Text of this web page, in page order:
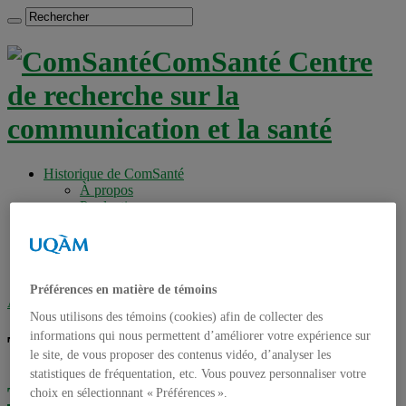
ComSanté Centre
de recherche sur la
communication et la santé
Historique de ComSanté
À propos
Productions
Chercheurs réguliers
Chercheurs associés
Accueil
Tag archives :tisseron
Thérapie en ligne, est-ce la solution pour
Préférences en matière de témoins
Nous utilisons des témoins (cookies) afin de collecter des
informations qui nous permettent d’améliorer votre expérience sur
le site, de vous proposer des contenus vidéo, d’analyser les
statistiques de fréquentation, etc. Vous pouvez personnaliser votre
choix en sélectionnant « Préférences ».